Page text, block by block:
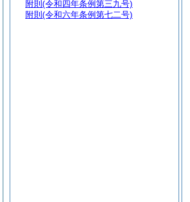
附則 (令和四年条例第三九号)
附則 (令和六年条例第七二号)